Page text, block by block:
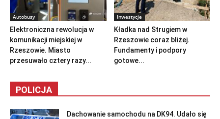
Elektroniczna rewolucja w
komunikacji miejskiej w
Rzeszowie. Miasto
przesuwało cztery razy...
Kładka nad Strugiem w
Rzeszowie coraz bliżej.
Fundamenty i podpory
gotowe...
7 sierpnia 2026 22:14